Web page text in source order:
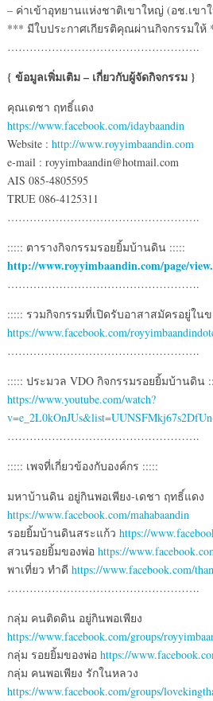
– ค่าเข้าอุทยานแห่งชาติเขาใหญ่ (อช.เขา
*** มีใบประกาศเกียรติคุณผ่านกิจกรรมให้
…………………………………………….
{ ข้อมูลเพิ่มเติม – เกี่ยวกับผู้จัดกิจกรรม }
คุณเดชา ฤทธิ์แดง
https://www.facebook.com/idaybaandin
Website : http://www.royyimbaandin.com
e-mail : royyimbaandin@hotmail.com
AIS 085-4805595
TRUE 086-4125311
…………………………………………….
::::: ตารางกิจกรรมรอยยิ้มบ้านดิน :::::
http://www.royyimbaandin.com/page/
…………………………………………….
::::: รวมกิจกรรมที่เปิดรับอาสาสมัครอยู่ใน
https://www.facebook.com/
…………………………………………….
::::: ประมวล VDO กิจกรรมรอยยิ้มบ้านดิน
https://www.youtube.com/watch?
…………………………………………….
::::: เพจที่เกี่ยวข้องกับองค์กร :::::
มหาบ้านดิน อยู่กินพอเพียง-เดชา ฤทธิ์แดง
https://www.facebook.com/mahabaandin
รอยยิ้มบ้านดินสระแก้ว https://
สวนรอยยิ้มของพ่อ https://
พาเที่ยว ทำดี https://www.facebook.com/
…………………………………………….
กลุ่ม คนติดดิน อยู่กินพอเพียง
https://www.facebook.com/groups/
กลุ่ม รอยยิ้มของพ่อ https://
กลุ่ม คนพอเพียง รักในหลวง
https://www.facebook.com/groups/